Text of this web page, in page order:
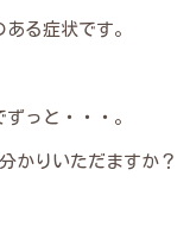
る症状です。
っと・・・。
かりいただますか？